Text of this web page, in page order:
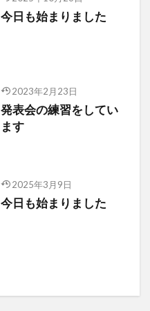
今日も始まりました
2023年2月23日
発表会の練習をしてい
ます
2025年3月9日
今日も始まりました